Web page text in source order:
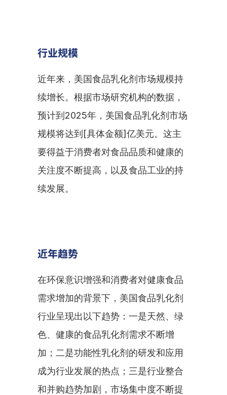
行业规模
近年来，美国食品乳化剂市场规模持
续增长。根据市场研究机构的数据，
预计到2025年，美国食品乳化剂市场
规模将达到[具体金额]亿美元。这主
要得益于消费者对食品品质和健康的
关注度不断提高，以及食品工业的持
续发展。
近年趋势
在环保意识增强和消费者对健康食品
需求增加的背景下，美国食品乳化剂
行业呈现出以下趋势：一是天然、绿
色、健康的食品乳化剂需求不断增
加；二是功能性乳化剂的研发和应用
成为行业发展的热点；三是行业整合
和并购趋势加剧，市场集中度不断提